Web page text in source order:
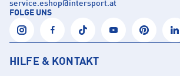
service.eshop@intersport.at
FOLGE UNS
HILFE & KONTAKT